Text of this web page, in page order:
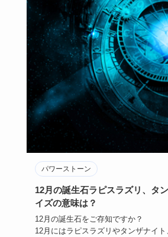
パワーストーン
12月の誕生石ラピスラズリ、タ
イズの意味は？
12月の誕生石をご存知ですか？
12月にはラピスラズリやタンザナイト